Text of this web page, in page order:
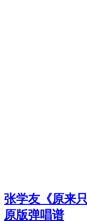
张学友《原来
原版弹唱谱